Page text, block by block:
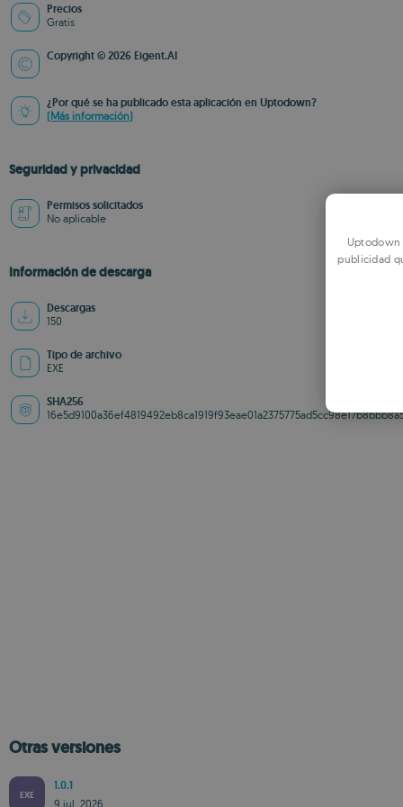
Precios
Gratis
Copyright © 2026 Eigent.AI
¿Por qué se ha publicado esta aplicación en Uptodown?
(Más información)
Seguridad y privacidad
Permisos solicitados
No aplicable
Información de descarga
Descargas
150
Tipo de archivo
EXE
SHA256
Otras versiones
EXE
1.0.1
9 jul. 2026
Uptodown
publicidad